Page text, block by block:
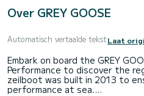
Over GREY GOOSE
Automatisch vertaalde tekstLaat
Embark on board the GREY
Performance to discover the
zeilboot was built in 2013 to
performance at sea.